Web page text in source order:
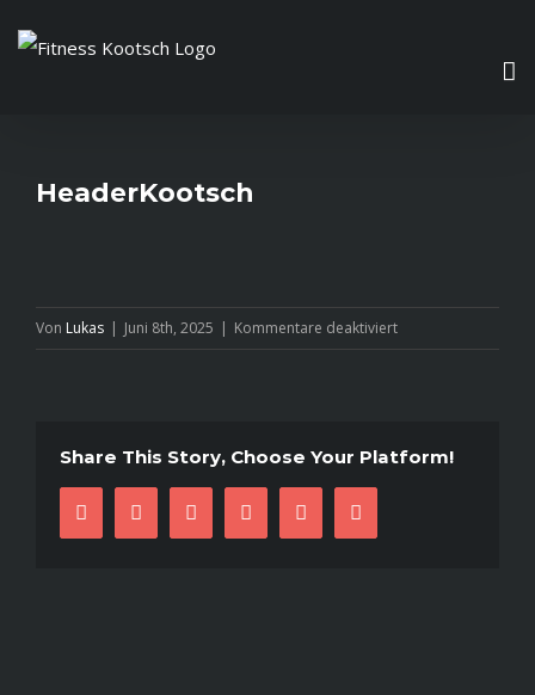
Inhalt
HeaderKootsch
Von Lukas | Juni 8th, 2025 | Kommentare deaktiviertfür
HeaderKootsch
Share This Story, Choose Your Platform!
facebooktwitter linkedin reddit pinterest
Mail